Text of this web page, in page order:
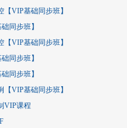
VIP基础同步班】
同步班】
VIP基础同步班】
同步班】
同步班】
VIP基础同步班】
VIP课程